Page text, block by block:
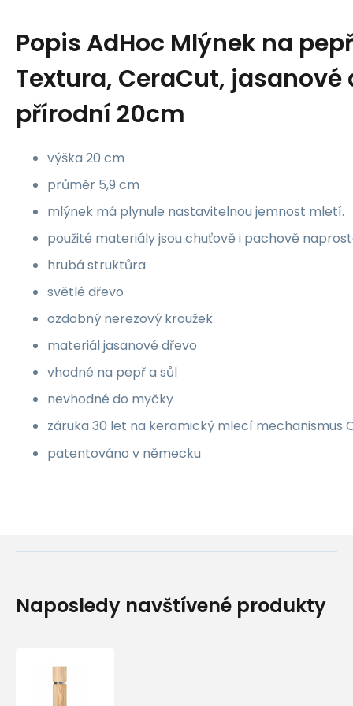
Popis AdHoc Mlýnek na
Textura, CeraCut, jasanové
přírodní 20cm
výška 20 cm
průměr 5,9 cm
mlýnek má plynule nastavitelnou jemnost mletí.
použité materiály jsou chuťově i pachově
hrubá struktůra
světlé dřevo
ozdobný nerezový kroužek
materiál jasanové dřevo
vhodné na pepř a sůl
nevhodné do myčky
záruka 30 let na keramický mlecí mechanismus
patentováno v německu
Naposledy navštívené produkty